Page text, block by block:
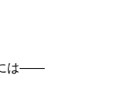
は――